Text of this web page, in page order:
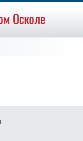
Осколе